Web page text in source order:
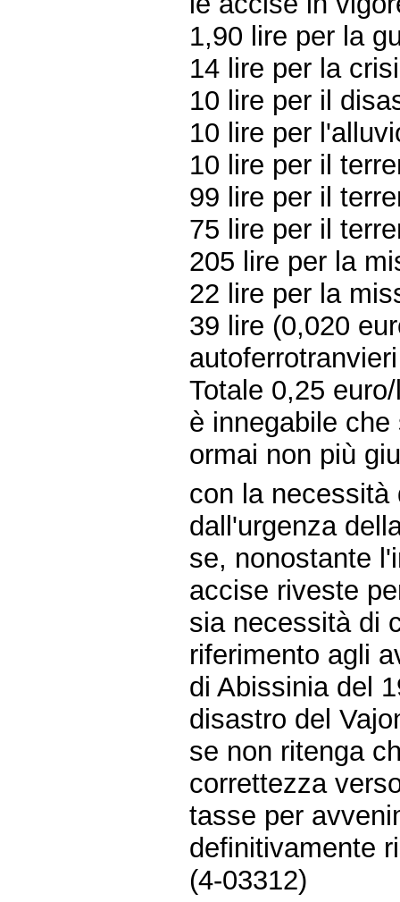
1,90 lire per la
14 lire per la
10 lire per il
10 lire per
10 lire per il
99 lire per il
75 lire per il
205 lire per la
22 lire per la
39 lire (0,020
Totale 0,25
è innegabile
ormai non più
con la necessità
dall'urgenza
se, nonostante
accise riveste
sia necessità di
riferimento agli
di Abissinia del
disastro del
se non ritenga
correttezza
tasse per
definitivamente
(4-03312)